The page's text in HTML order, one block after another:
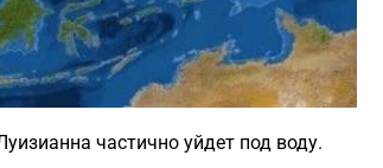
частично уйдет под воду.